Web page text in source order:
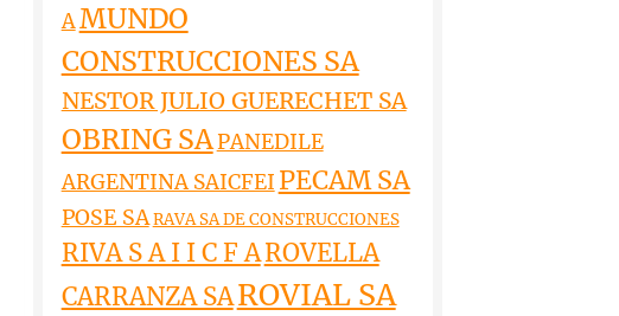
AMUNDO
CONSTRUCCIONES SA
NESTOR JULIO GUERECHET SA
OBRING SAPANEDILE
ARGENTINA SAICFEI PECAM SA
POSE SARAVA SA DE CONSTRUCCIONES
RIVA S A I I C F AROVELLA
CARRANZA SAROVIAL SA